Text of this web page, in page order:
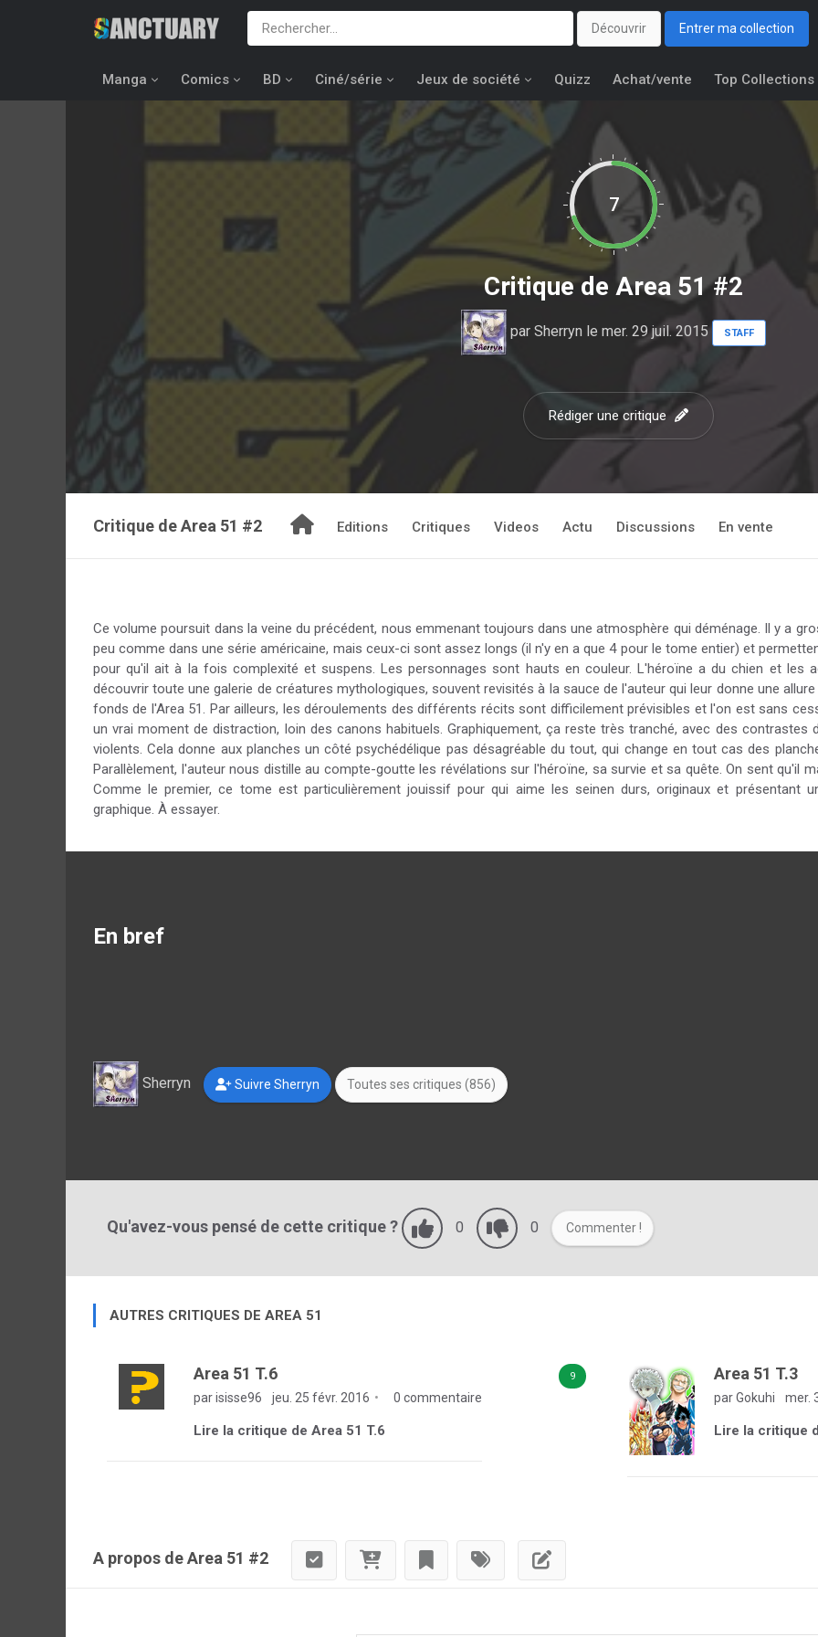
Découvrir Entrer ma collection
Manga Comics BD Ciné/série Jeux de société Quizz Achat/vente Top Collections
7
Critique de Area 51 #2
par Sherryn le mer. 29 juil. 2015 STAFF
Rédiger une critique
Critique deArea 51 #2 Editions Critiques Videos Actu Discussions En vente
Ce volume poursuit dans la veine du précédent, nous emmenant toujours dans une atmosphère qui déménage. Il y a
peu comme dans une série américaine, mais ceux-ci sont assez longs (il n'y en a que 4 pour le tome entier) et
pour qu'il ait à la fois complexité et suspens. Les personnages sont hauts en couleur. L'héroïne a du chien et les
découvrir toute une galerie de créatures mythologiques, souvent revisités à la sauce de l'auteur qui leur donne une
fonds de l'Area 51. Par ailleurs, les déroulements des différents récits sont difficilement prévisibles et l'on est sans
un vrai moment de distraction, loin des canons habituels. Graphiquement, ça reste très tranché, avec des contrastes
violents. Cela donne aux planches un côté psychédélique pas désagréable du tout, qui change en tout cas des
Parallèlement, l'auteur nous distille au compte-goutte les révélations sur l'héroïne, sa survie et sa quête. On sent qu'il
Comme le premier, ce tome est particulièrement jouissif pour qui aime les seinen durs, originaux et présentant
graphique. À essayer.
En bref
Sherryn Suivre Sherryn Toutes ses critiques (856)
Qu'avez-vous pensé de cette critique ? 0 0 Commenter !
AUTRES CRITIQUES DE AREA 51
9
Area 51 T.6
par isisse96 jeu. 25 févr. 2016 0 commentaire
Lire la critique de Area 51 T.6
Area 51 T.3
par Gokuhi mer.
Lire la critique
A propos de Area 51 #2